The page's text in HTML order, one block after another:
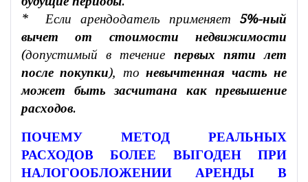
* Если арендодатель применяет 5%-ный
вычет от стоимости недвижимости
(допустимый в течение первых пяти лет
после покупки), тоневычтенная часть не
может быть засчитана как превышение
расходов.
ПОЧЕМУ МЕТОД РЕАЛЬНЫХ
РАСХОДОВ БОЛЕЕ ВЫГОДЕН ПРИ
НАЛОГООБЛОЖЕНИИ АРЕНДЫ В